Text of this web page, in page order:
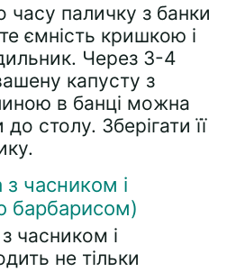
часу паличку з банки
ємність кришкою і
Через 3-4
капусту з
в банці можна
столу. Зберігати її
часником і
барбарисом)
часником і
не тільки